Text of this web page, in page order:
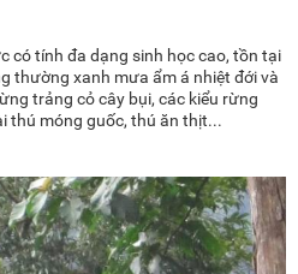
có tính đa dạng sinh học cao, tồn tại
thường xanh mưa ẩm á nhiệt đới và
trảng cỏ cây bụi, các kiểu rừng
thú móng guốc, thú ăn thịt...